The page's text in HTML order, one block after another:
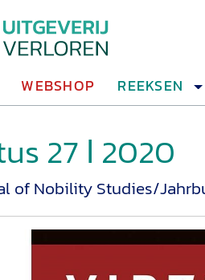
WEBSHOP REEKSEN
27 ǀ 2020
of Nobility Studies/